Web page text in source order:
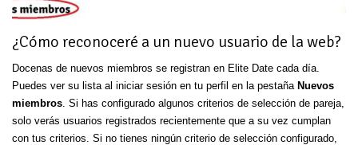
¿Cómo reconoceré a un nuevo usuario de la web?
Docenas de nuevos miembros se registran en Elite Date cada día.
Puedes ver su lista al iniciar sesión en tu perfil en la pestaña Nuevos
miembros . Si has configurado algunos criterios de selección de pareja,
solo verás usuarios registrados recientemente que a su vez cumplan
con tus criterios. Si no tienes ningún criterio de selección configurado,